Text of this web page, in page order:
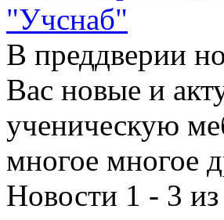
"Учснаб"
В преддверии
Вас новые и
ученическую
многое многое
Новости 1 - 3